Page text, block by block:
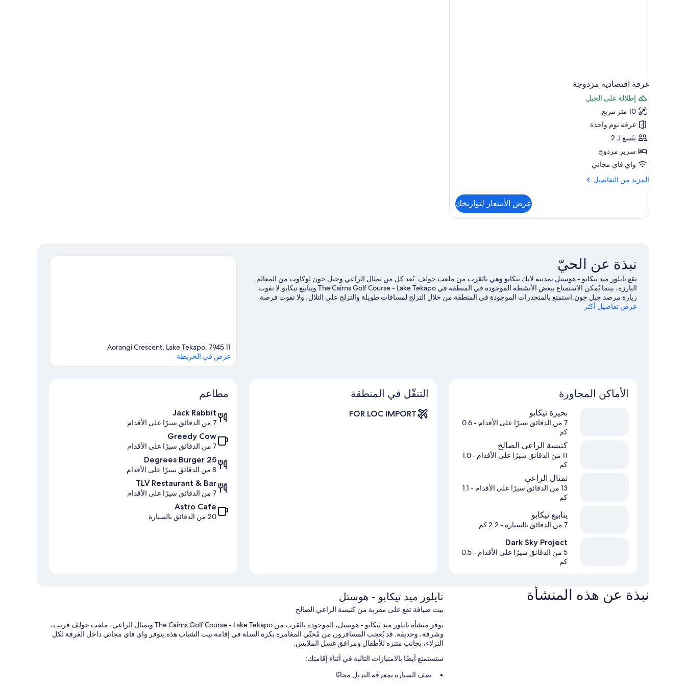
غرفة اقتصادية مزدوجة
إطلالة على الجبل
10 متر مربع
غرفة نوم واحدة
يتّسع لـ 2
سرير مزدوج
واي فاي مجاني
المزيد من التفاصيل
المزيد
غرفة
عرض الأسعار لتواريخك
نبذة عن الحيّ
تقع تايلور ميد تيكابو - هوستل بمدينة لايك تيكابو وهي بالقرب من ملعب جولف. يُعد كل من تمثال الراعي وجبل جون لوكاوت من المعالم
البارزة، بينما يُمكن الاستمتاع ببعض الأنشطة الموجودة في المنطقة في The Cairns Golf Course - Lake Tekapo وينابيع تيكابو.لا تفوت
زيارة مرصد جبل جون.استمتع بالمنحدرات الموجودة في المنطقة من خلال التزلج لمسافات طويلة والتزلج على التلال، ولا تفوت فرصة
التزلج بالزلاجة على المنحدرات الجليدية والتزلج باستخدام زلاجة أنبوبية.
عرض تفاصيل أكثر
11 Aorangi Crescent, Lake Tekapo, 7945
عرض في الخريطة
الأماكن المجاورة
بحيرة تيكابو
7 من الدقائق سيرًا على الأقدام
- 0.6
كم
كنيسة الراعي الصالح
11 من الدقائق سيرًا على الأقدام
- 1.0
كم
تمثال الراعي
13 من الدقائق سيرًا على الأقدام
- 1.1
كم
ينابيع تيكابو
7 من الدقائق بالسيارة - 2.2 كم
Dark Sky Project
5 من الدقائق سيرًا على الأقدام
- 0.5
كم
التنقّل في المنطقة
FOR LOC IMPORT
مطاعم
Jack Rabbit
7 من الدقائق سيرًا على الأقدام
Greedy Cow
7 من الدقائق سيرًا على الأقدام
25 Degrees Burger
8 من الدقائق سيرًا على الأقدام
TLV Restaurant & Bar
7 من الدقائق سيرًا على الأقدام
Astro Cafe
20 من الدقائق بالسيارة
نبذة عن هذه المنشأة تايلور ميد تيكابو - هوستل
بيت ضيافة تقع على مقربة من كنيسة الراعي الصالح
توفر منشأة تايلور ميد تيكابو - هوستل، الموجودة بالقرب من The Cairns Golf Course - Lake Tekapo وتمثال الراعي، ملعب جولف قريب،
وشرفة، وحديقة. قد يُعجب المسافرون من مُحبّي المغامرة بكرة السلة في إقامة بيت الشباب هذه.يتوفر واي فاي مجاني داخل الغرفة لكل
النزلاء، بجانب متنزه للأطفال ومرافق غسل الملابس.
ستستمتع أيضًا بالامتيازات التالية في أثناء إقامتك:
صف السيارة بمعرفة النزيل مجانًا